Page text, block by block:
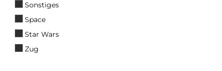
Sonstiges
Space
Star Wars
Zug